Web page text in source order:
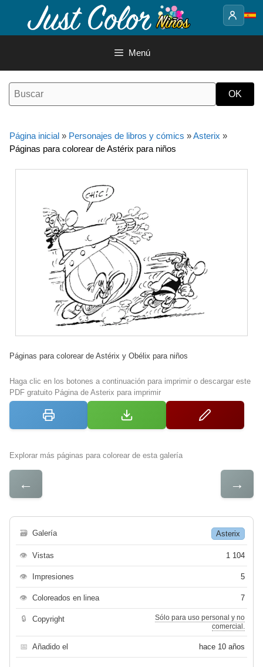
contenido
Menú
Página inicial » Personajes de libros y cómics »Asterix »
Páginas para colorear de Astérix para niños
Páginas para colorear de Astérix y Obélix para niños
Haga clic en los botones a continuación para imprimir o descargar este
PDF gratuito Página de Asterix para imprimir
Explorar más páginas para colorear de esta galería
← →
🗃 Galería Asterix
👁 Vistas 1 104
👁 Impresiones 5
👁 Coloreados en linea 7
🔒 Copyright
Sólo para uso personal y no
comercial.
📅 Añadido el hace 10 años